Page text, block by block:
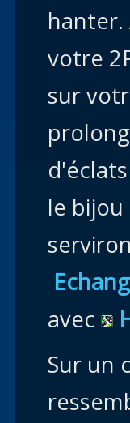
hanter.
votre
sur
le
avec
Sur un